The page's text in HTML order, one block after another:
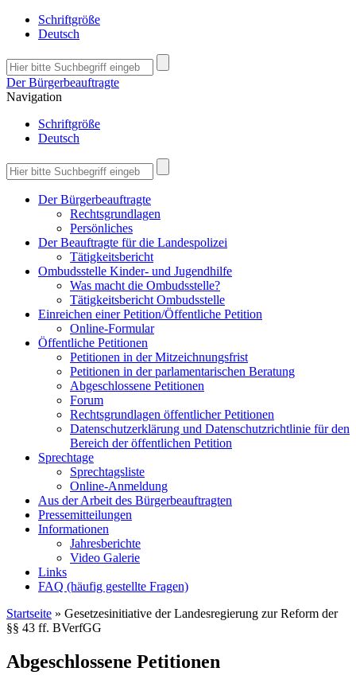
Schriftgröße
Deutsch
Der Bürgerbeauftragte
Navigation
Schriftgröße
Deutsch
Der Bürgerbeauftragte
Rechtsgrundlagen
Persönliches
Der Beauftragte für die Landespolizei
Tätigkeitsbericht
Ombudsstelle Kinder- und Jugendhilfe
Was macht die Ombudsstelle?
Tätigkeitsbericht Ombudsstelle
Einreichen einer Petition/Öffentliche Petition
Online-Formular
Öffentliche Petitionen
Petitionen in der Mitzeichnungsfrist
Petitionen in der parlamentarischen Beratung
Abgeschlossene Petitionen
Forum
Rechtsgrundlagen öffentlicher Petitionen
Datenschutzerklärung und Datenschutzrichtlinie für den
Bereich der öffentlichen Petition
Sprechtage
Sprechtagsliste
Online-Anmeldung
Aus der Arbeit des Bürgerbeauftragten
Pressemitteilungen
Informationen
Jahresberichte
Video Galerie
Links
FAQ (häufig gestellte Fragen)
Startseite » Gesetzesinitiative der Landesregierung zur Reform der
§§ 43 ff. BVerfGG
Abgeschlossene Petitionen